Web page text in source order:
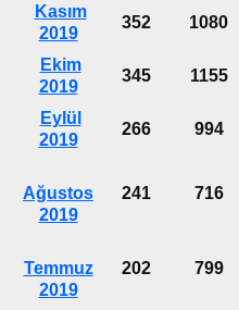
Kasım
2019
352 1080
Ekim
2019
345 1155
Eylül
2019
266 994
Ağustos
2019
241 716
Temmuz
2019
202 799